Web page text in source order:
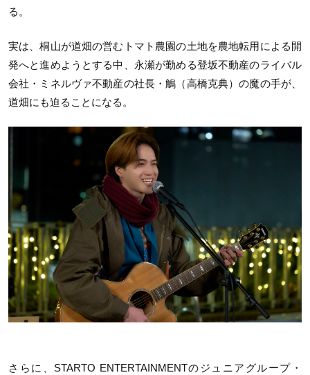
る。
実は、桐山が道畑の営むトマト農園の土地を農地転用による開
発へと進めようとする中、永瀬が勤める登坂不動産のライバル
会社・ミネルヴァ不動産の社長・鵤（高橋克典）の魔の手が、
道畑にも迫ることになる。
さらに、STARTO ENTERTAINMENTのジュニアグループ・